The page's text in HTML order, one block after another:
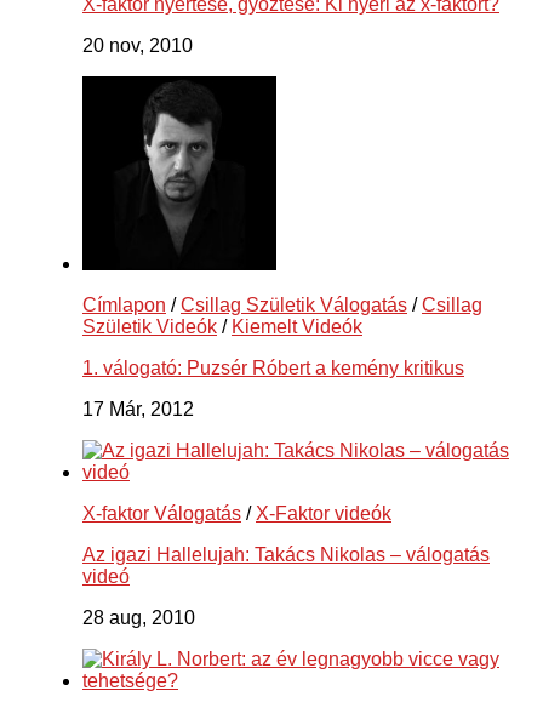
X-faktor nyertese, győztese: Ki nyeri az x-faktort?
20 nov, 2010
Címlapon /Csillag Születik Válogatás /Csillag
Születik Videók / Kiemelt Videók
1. válogató: Puzsér Róbert a kemény kritikus
17 Már, 2012
X-faktor Válogatás / X-Faktor videók
Az igazi Hallelujah: Takács Nikolas – válogatás
videó
28 aug, 2010